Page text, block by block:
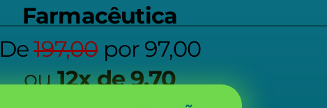
Farmacêutica
De197,00por 97,00
ou12x de 9,70